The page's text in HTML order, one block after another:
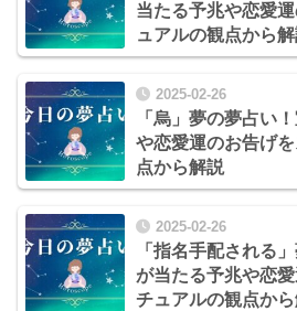
当たる予兆や恋愛
ュアルの観点から
2025-02-26
「烏」夢の夢占い
や恋愛運のお告げ
点から解説
2025-02-26
「指名手配される
が当たる予兆や恋
チュアルの観点か